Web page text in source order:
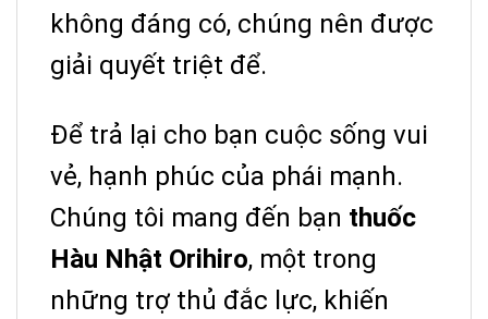
không đáng có, chúng nên được
giải quyết triệt để.
Để trả lại cho bạn cuộc sống vui
vẻ, hạnh phúc của phái mạnh.
Chúng tôi mang đến bạn thuốc
Hàu Nhật Orihiro, một trong
những trợ thủ đắc lực, khiến